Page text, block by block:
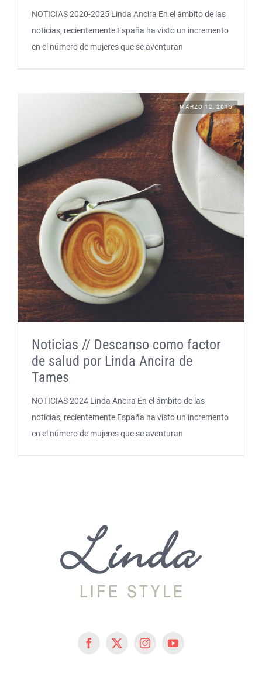
NOTICIAS 2020-2025 Linda Ancira En el ámbito de las
noticias, recientemente España ha visto un incremento
en el número de mujeres que se aventuran
MARZO 12, 2015
Noticias // Descanso como factor
de salud por Linda Ancira de
Tames
NOTICIAS 2024 Linda Ancira En el ámbito de las
noticias, recientemente España ha visto un incremento
en el número de mujeres que se aventuran